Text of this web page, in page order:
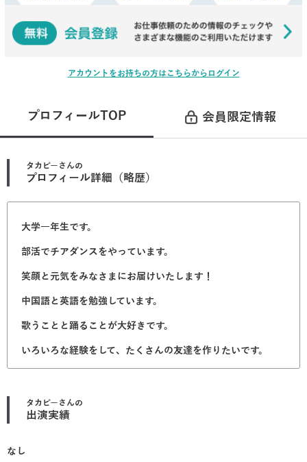
アカウントをお持ちの方はこちらからログイン
プロフィールTOP 会員限定情報
タカピー さんの
プロフィール詳細（略歴）
大学一年生です。
部活でチアダンスをやっています。
笑顔と元気をみなさまにお届けいたします！
中国語と英語を勉強しています。
歌うことと踊ることが大好きです。
いろいろな経験をして、たくさんの友達を作りたいです。
タカピー さんの
出演実績
なし